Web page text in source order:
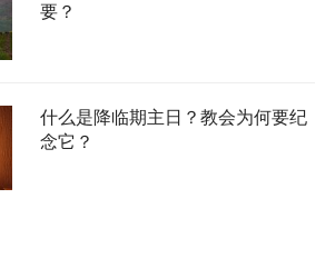
要？
什么是降临期主日？教会为何要纪
念它？